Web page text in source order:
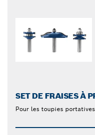
SET DE FRAISES À
Pour les toupies